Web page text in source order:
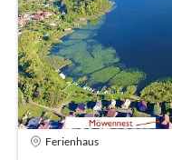
Ferienhaus